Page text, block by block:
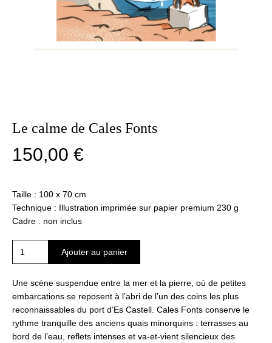
Le calme de Cales Fonts
150,00 €
Taille : 100 x 70 cm
Technique : Illustration imprimée sur papier premium 230 g
Cadre : non inclus
Cales
Fonts
Ajouter au panier
Une scène suspendue entre la mer et la pierre, où de petites
embarcations se reposent à l’abri de l’un des coins les plus
reconnaissables du port d’Es Castell. Cales Fonts conserve le
rythme tranquille des anciens quais minorquins : terrasses au
bord de l’eau, reflets intenses et va-et-vient silencieux des